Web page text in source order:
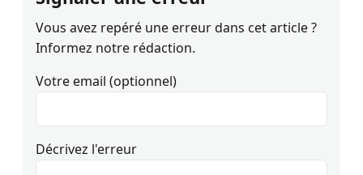
Vous avez repéré une erreur dans cet article ?
Informez notre rédaction.
Votre email (optionnel)
Décrivez l'erreur